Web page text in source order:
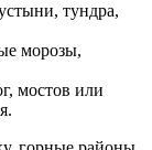
тундра,
морозы,
мостов или